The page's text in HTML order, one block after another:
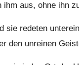
aus, ohne ihn
sie redeten
den unreinen